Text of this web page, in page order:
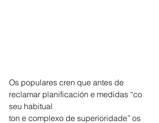
Os populares cren que antes de
reclamar planificación e medidas “co
seu habitual
ton e complexo de superioridade” os